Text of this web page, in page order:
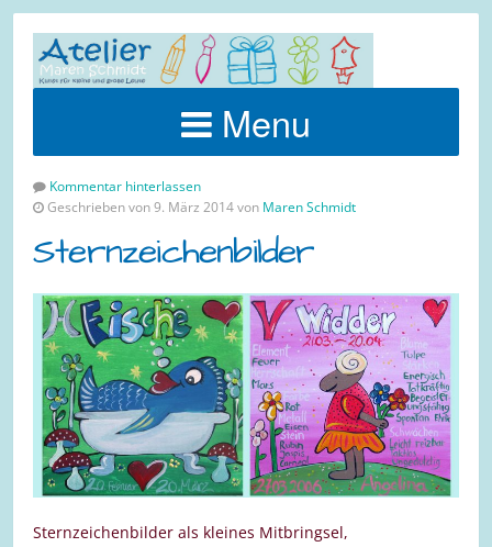
Menu
Kommentar hinterlassen
Geschrieben von 9. März 2014 von Maren Schmidt
Sternzeichenbilder
Sternzeichenbilder als kleines Mitbringsel,